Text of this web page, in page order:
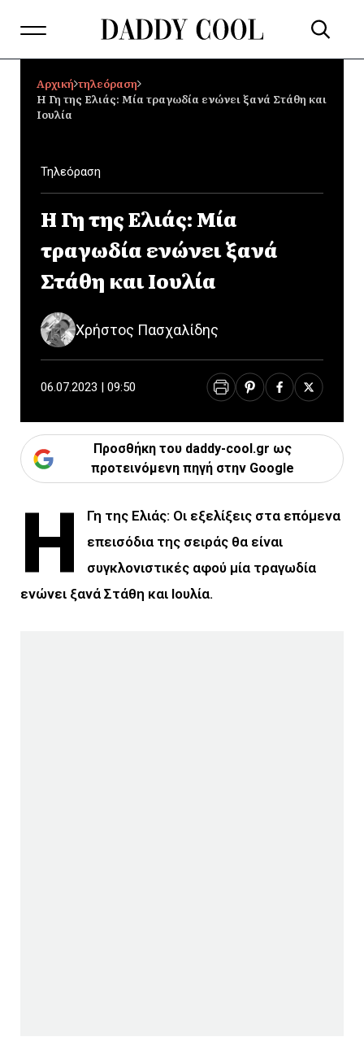
Αρχική τηλεόραση
Η Γη της Ελιάς: Μία τραγωδία ενώνει ξανά Στάθη και
Ιουλία
Τηλεόραση
Η Γη της Ελιάς: Μία
τραγωδία ενώνει ξανά
Στάθη και Ιουλία
Χρήστος Πασχαλίδης
06.07.2023 | 09:50
Προσθήκη του daddy-cool.gr ως
προτεινόμενη πηγή στην Google
Η
Γη της Ελιάς: Οι εξελίξεις στα επόμενα
επεισόδια της σειράς θα είναι
συγκλονιστικές αφού μία τραγωδία
ενώνει ξανά Στάθη και Ιουλία.